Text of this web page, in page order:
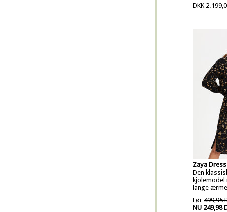
DKK
Zaya
Den
lange
Før 499,95
NU 249,98